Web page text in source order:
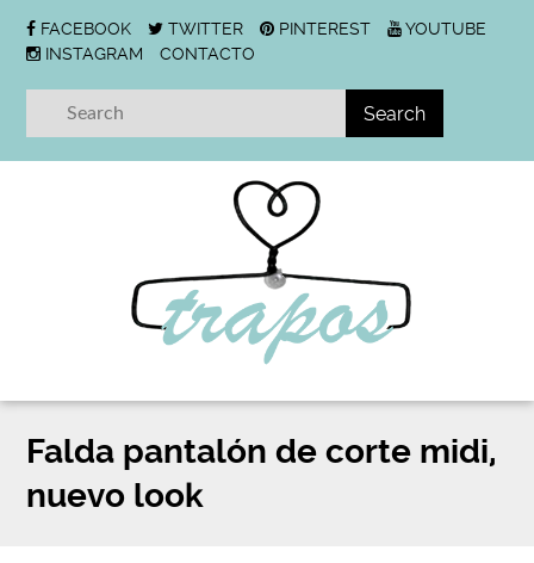
FACEBOOK TWITTER PINTEREST
YOUTUBE
INSTAGRAM
CONTACTO
Falda pantalón de corte midi,
nuevo look